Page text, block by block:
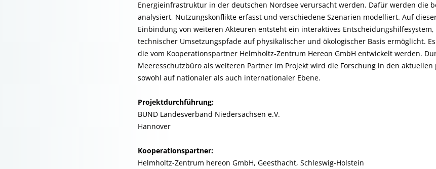
Energieinfrastruktur in der deutschen Nordsee verursacht werden. Dafür werden die
analysiert, Nutzungskonflikte erfasst und verschiedene Szenarien modelliert. Auf
Einbindung von weiteren Akteuren entsteht ein interaktives
technischer Umsetzungspfade auf physikalischer und ökologischer Basis ermöglicht.
die vom Kooperationspartner Helmholtz-Zentrum Hereon GmbH entwickelt werden.
Meeresschutzbüro als weiteren Partner im Projekt wird die Forschung in den aktuellen
sowohl auf nationaler als auch internationaler Ebene.
Projektdurchführung:
BUND Landesverband Niedersachsen e.V.
Hannover
Kooperationspartner:
Helmholtz-Zentrum hereon GmbH, Geesthacht, Schleswig-Holstein